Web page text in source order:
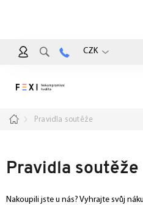
CZK
DomůPravidla soutěže
Pravidla soutěže
Nakoupili jste u nás? Vyhrajte svůj